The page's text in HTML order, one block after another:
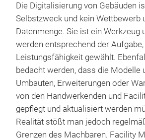
Die Digitalisierung von Gebäuden
Selbstzweck und kein Wettbewerb
Datenmenge. Sie ist ein Werkzeug
werden entsprechend der
Leistungsfähigkeit gewählt.
bedacht werden, dass die Modelle
Umbauten, Erweiterungen oder
von den Handwerkenden und
gepflegt und aktualisiert werden
Realität stößt man jedoch
Grenzen des Machbaren. Facility